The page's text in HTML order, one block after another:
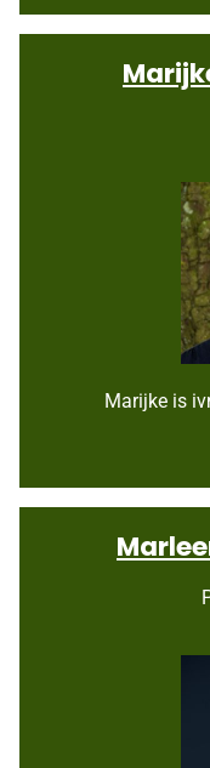
Marijke is